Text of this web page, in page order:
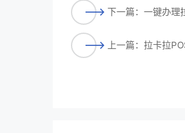
下一篇：一键办理
上一篇：拉卡拉